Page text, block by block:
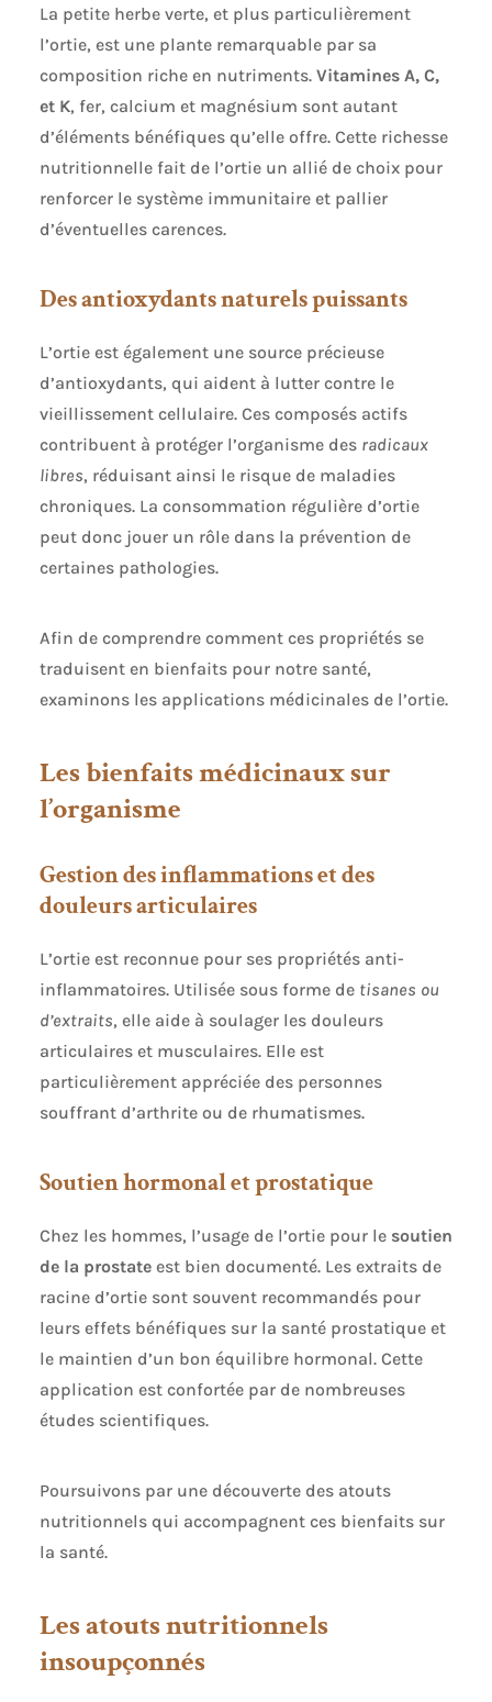
La petite herbe verte, et plus particulièrement
l’ortie, est une plante remarquable par sa
composition riche en nutriments. Vitamines A, C,
et K, fer, calcium et magnésium sont autant
d’éléments bénéfiques qu’elle offre. Cette richesse
nutritionnelle fait de l’ortie un allié de choix pour
renforcer le système immunitaire et pallier
d’éventuelles carences.
Des antioxydants naturels puissants
L’ortie est également une source précieuse
d’antioxydants, qui aident à lutter contre le
vieillissement cellulaire. Ces composés actifs
contribuent à protéger l’organisme des radicaux
libres, réduisant ainsi le risque de maladies
chroniques. La consommation régulière d’ortie
peut donc jouer un rôle dans la prévention de
certaines pathologies.
Afin de comprendre comment ces propriétés se
traduisent en bienfaits pour notre santé,
examinons les applications médicinales de l’ortie.
Les bienfaits médicinaux sur
l’organisme
Gestion des inflammations et des
douleurs articulaires
L’ortie est reconnue pour ses propriétés anti-
inflammatoires. Utilisée sous forme de tisanes ou
d’extraits, elle aide à soulager les douleurs
articulaires et musculaires. Elle est
particulièrement appréciée des personnes
souffrant d’arthrite ou de rhumatismes.
Soutien hormonal et prostatique
Chez les hommes, l’usage de l’ortie pour le soutien
de la prostateest bien documenté. Les extraits de
racine d’ortie sont souvent recommandés pour
leurs effets bénéfiques sur la santé prostatique et
le maintien d’un bon équilibre hormonal. Cette
application est confortée par de nombreuses
études scientifiques.
Poursuivons par une découverte des atouts
nutritionnels qui accompagnent ces bienfaits sur
la santé.
Les atouts nutritionnels
insoupçonnés